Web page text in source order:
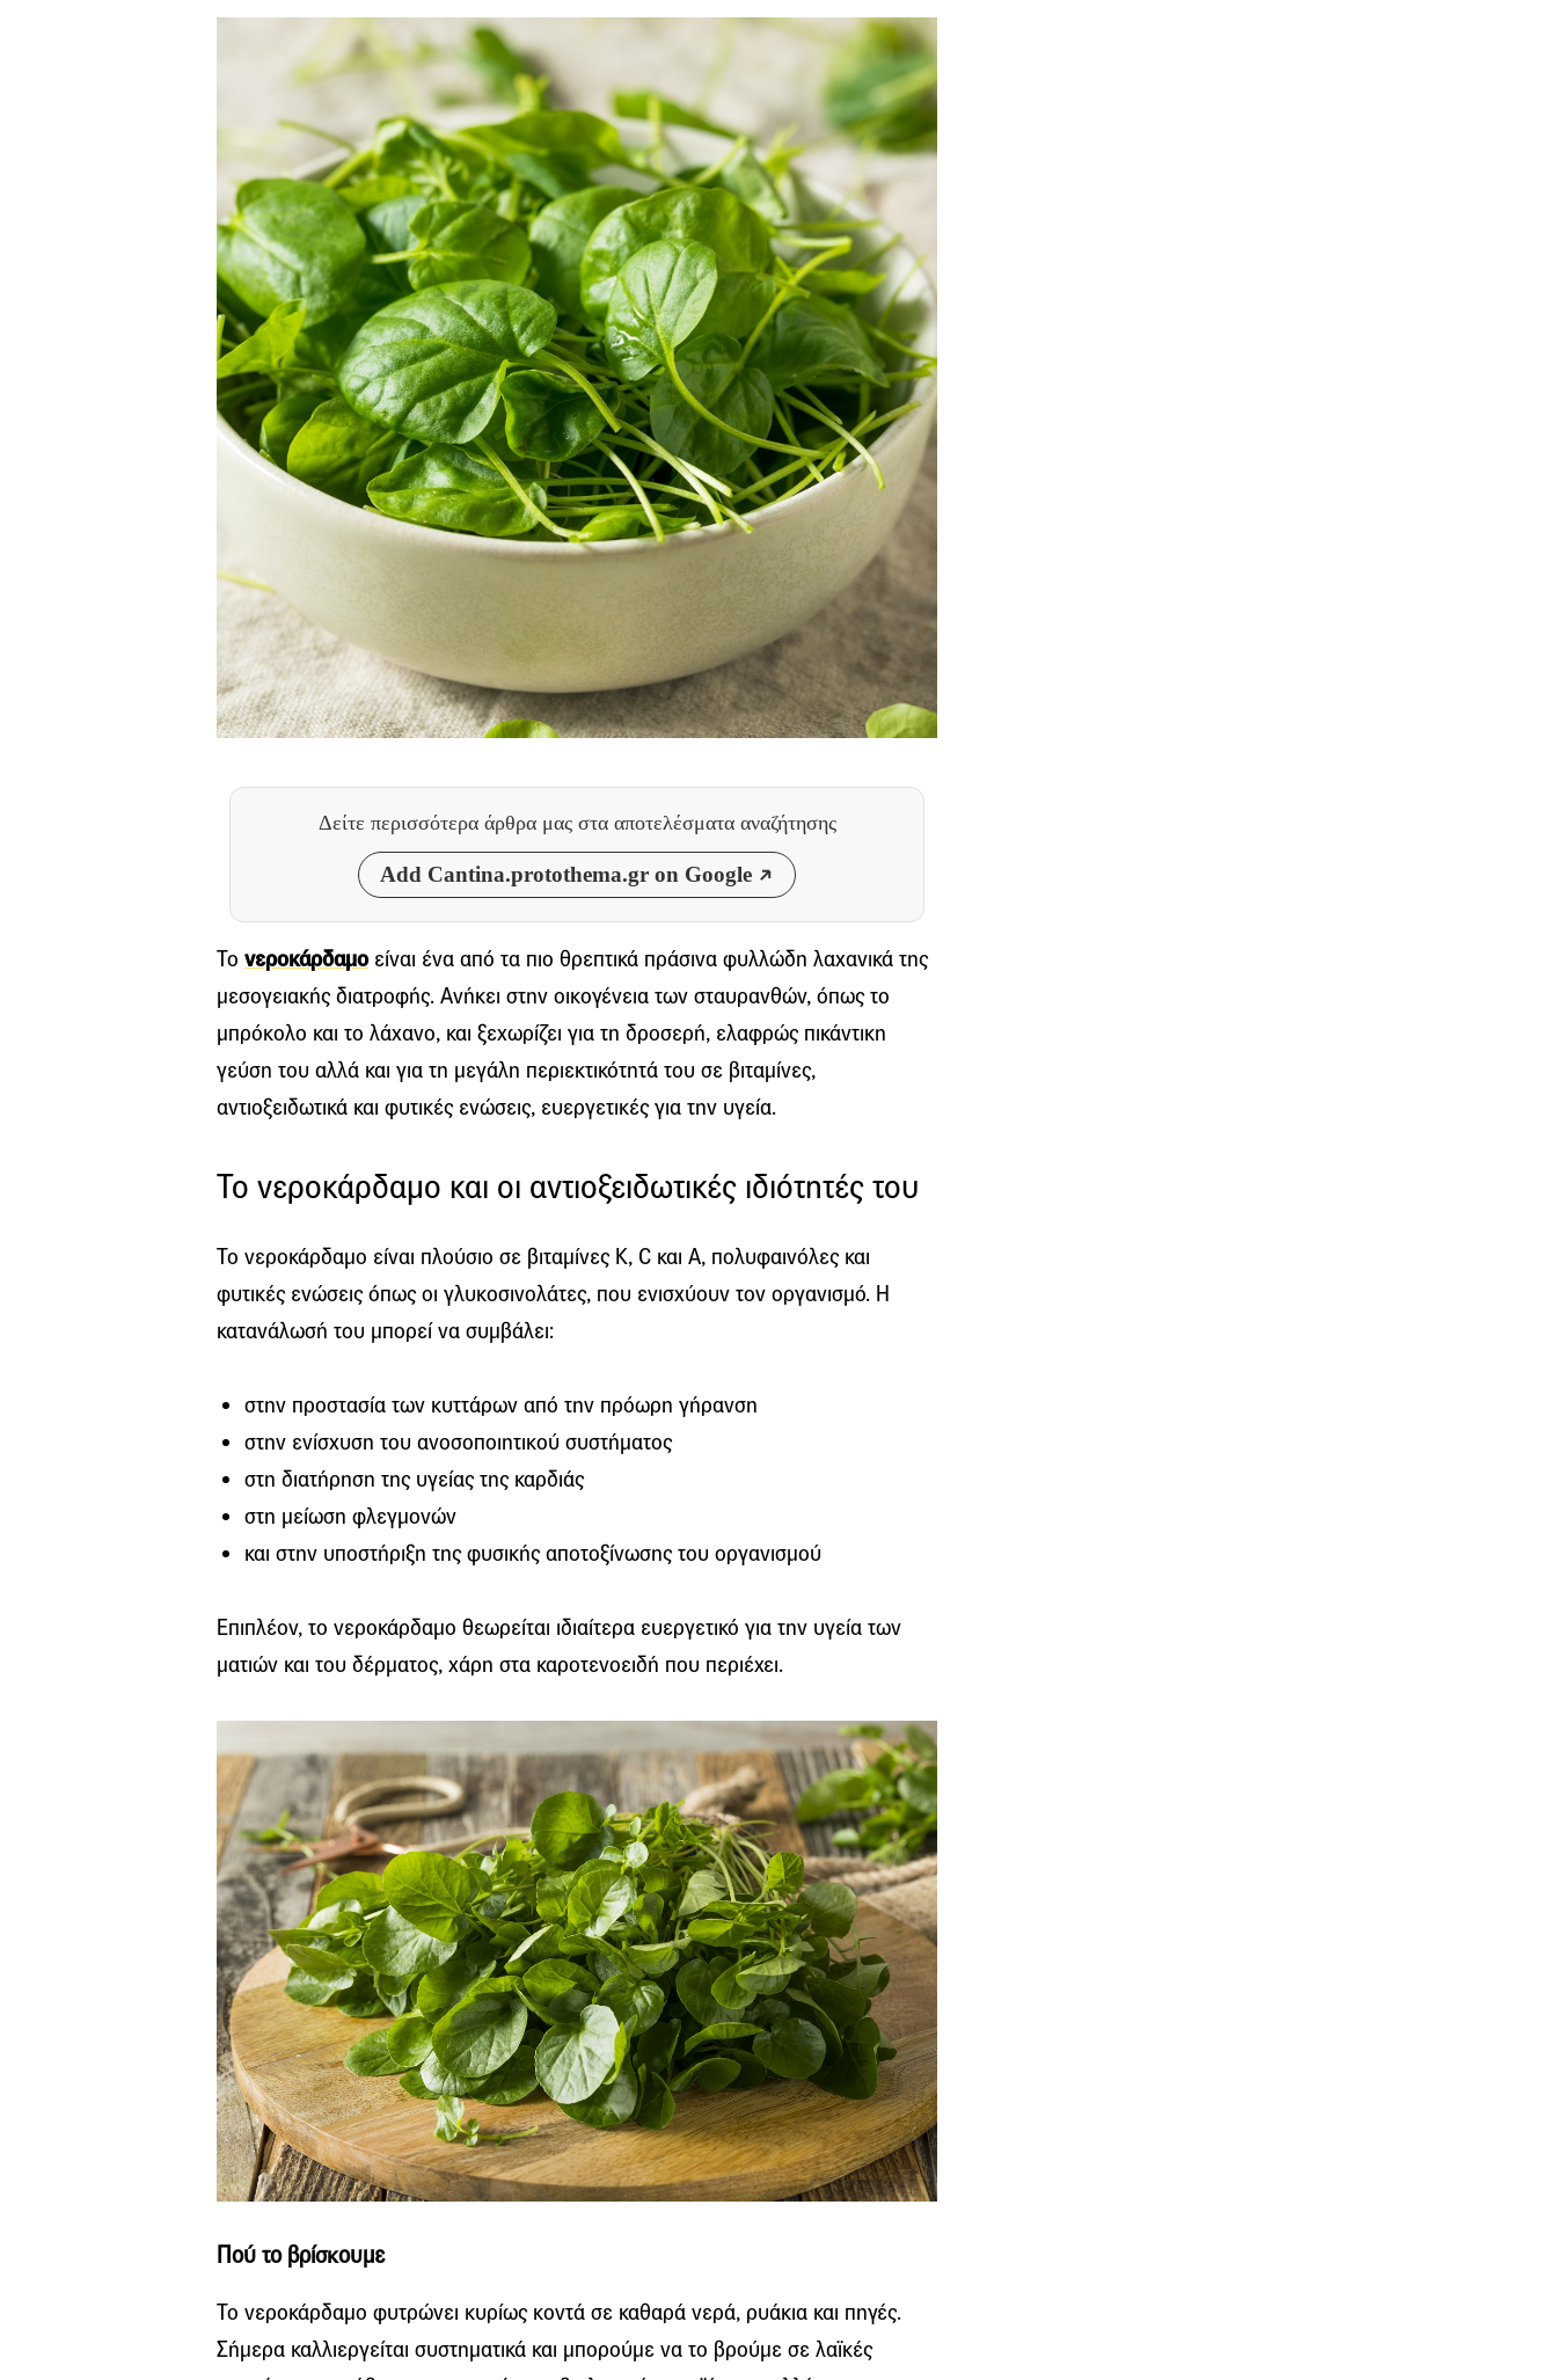
Δείτε περισσότερα άρθρα μας στα αποτελέσματα αναζήτησης
Add Cantina.protothema.gr on Google
Το νεροκάρδαμοείναι ένα από τα πιο θρεπτικά πράσινα φυλλώδη λαχανικά της
μεσογειακής διατροφής. Ανήκει στην οικογένεια των σταυρανθών, όπως το
μπρόκολο και το λάχανο, και ξεχωρίζει για τη δροσερή, ελαφρώς πικάντικη
γεύση του αλλά και για τη μεγάλη περιεκτικότητά του σε βιταμίνες,
αντιοξειδωτικά και φυτικές ενώσεις, ευεργετικές για την υγεία.
Το νεροκάρδαμο και οι αντιοξειδωτικές ιδιότητές του
Το νεροκάρδαμο είναι πλούσιο σε βιταμίνες Κ, C και Α, πολυφαινόλες και
φυτικές ενώσεις όπως οι γλυκοσινολάτες, που ενισχύουν τον οργανισμό. Η
κατανάλωσή του μπορεί να συμβάλει:
στην προστασία των κυττάρων από την πρόωρη γήρανση
στην ενίσχυση του ανοσοποιητικού συστήματος
στη διατήρηση της υγείας της καρδιάς
στη μείωση φλεγμονών
και στην υποστήριξη της φυσικής αποτοξίνωσης του οργανισμού
Επιπλέον, το νεροκάρδαμο θεωρείται ιδιαίτερα ευεργετικό για την υγεία των
ματιών και του δέρματος, χάρη στα καροτενοειδή που περιέχει.
Πού το βρίσκουμε
Το νεροκάρδαμο φυτρώνει κυρίως κοντά σε καθαρά νερά, ρυάκια και πηγές.
Σήμερα καλλιεργείται συστηματικά και μπορούμε να το βρούμε σε λαϊκές